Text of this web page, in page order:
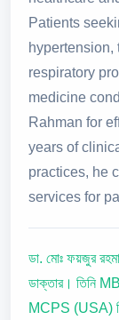
Patients
hypertension,
respiratory
medicine
Rahman for
years of
practices, he
services for
ডা. মোঃ ফয়জুর
ডাক্তার। তিনি
MCPS (USA)